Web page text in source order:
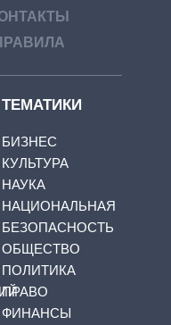
ТЕМАТИКИ
БИЗНЕС
КУЛЬТУРА
НАУКА
НАЦИОНАЛЬНАЯ
БЕЗОПАСНОСТЬ
ОБЩЕСТВО
ПОЛИТИКА
ПРАВО
ФИНАНСЫ